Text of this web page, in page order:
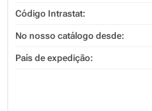
Código Intrastat:
No nosso catálogo desde:
País de expedição: